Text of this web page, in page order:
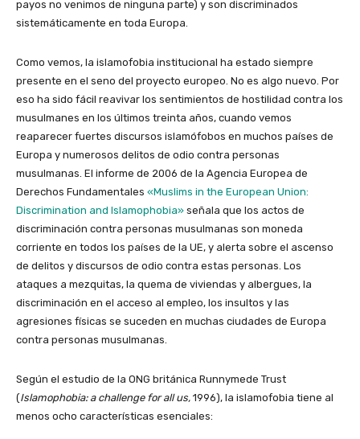
payos no venimos de ninguna parte) y son discriminados
sistemáticamente en toda Europa.
Como vemos, la islamofobia institucional ha estado siempre
presente en el seno del proyecto europeo. No es algo nuevo. Por
eso ha sido fácil reavivar los sentimientos de hostilidad contra los
musulmanes en los últimos treinta años, cuando vemos
reaparecer fuertes discursos islamófobos en muchos países de
Europa y numerosos delitos de odio contra personas
musulmanas. El informe de 2006 de la Agencia Europea de
Derechos Fundamentales «Muslims in the European Union:
Discrimination and Islamophobia» señala que los actos de
discriminación contra personas musulmanas son moneda
corriente en todos los países de la UE, y alerta sobre el ascenso
de delitos y discursos de odio contra estas personas. Los
ataques a mezquitas, la quema de viviendas y albergues, la
discriminación en el acceso al empleo, los insultos y las
agresiones físicas se suceden en muchas ciudades de Europa
contra personas musulmanas.
Según el estudio de la ONG británica Runnymede Trust
(Islamophobia: a challenge for all us, 1996), la islamofobia tiene al
menos ocho características esenciales: